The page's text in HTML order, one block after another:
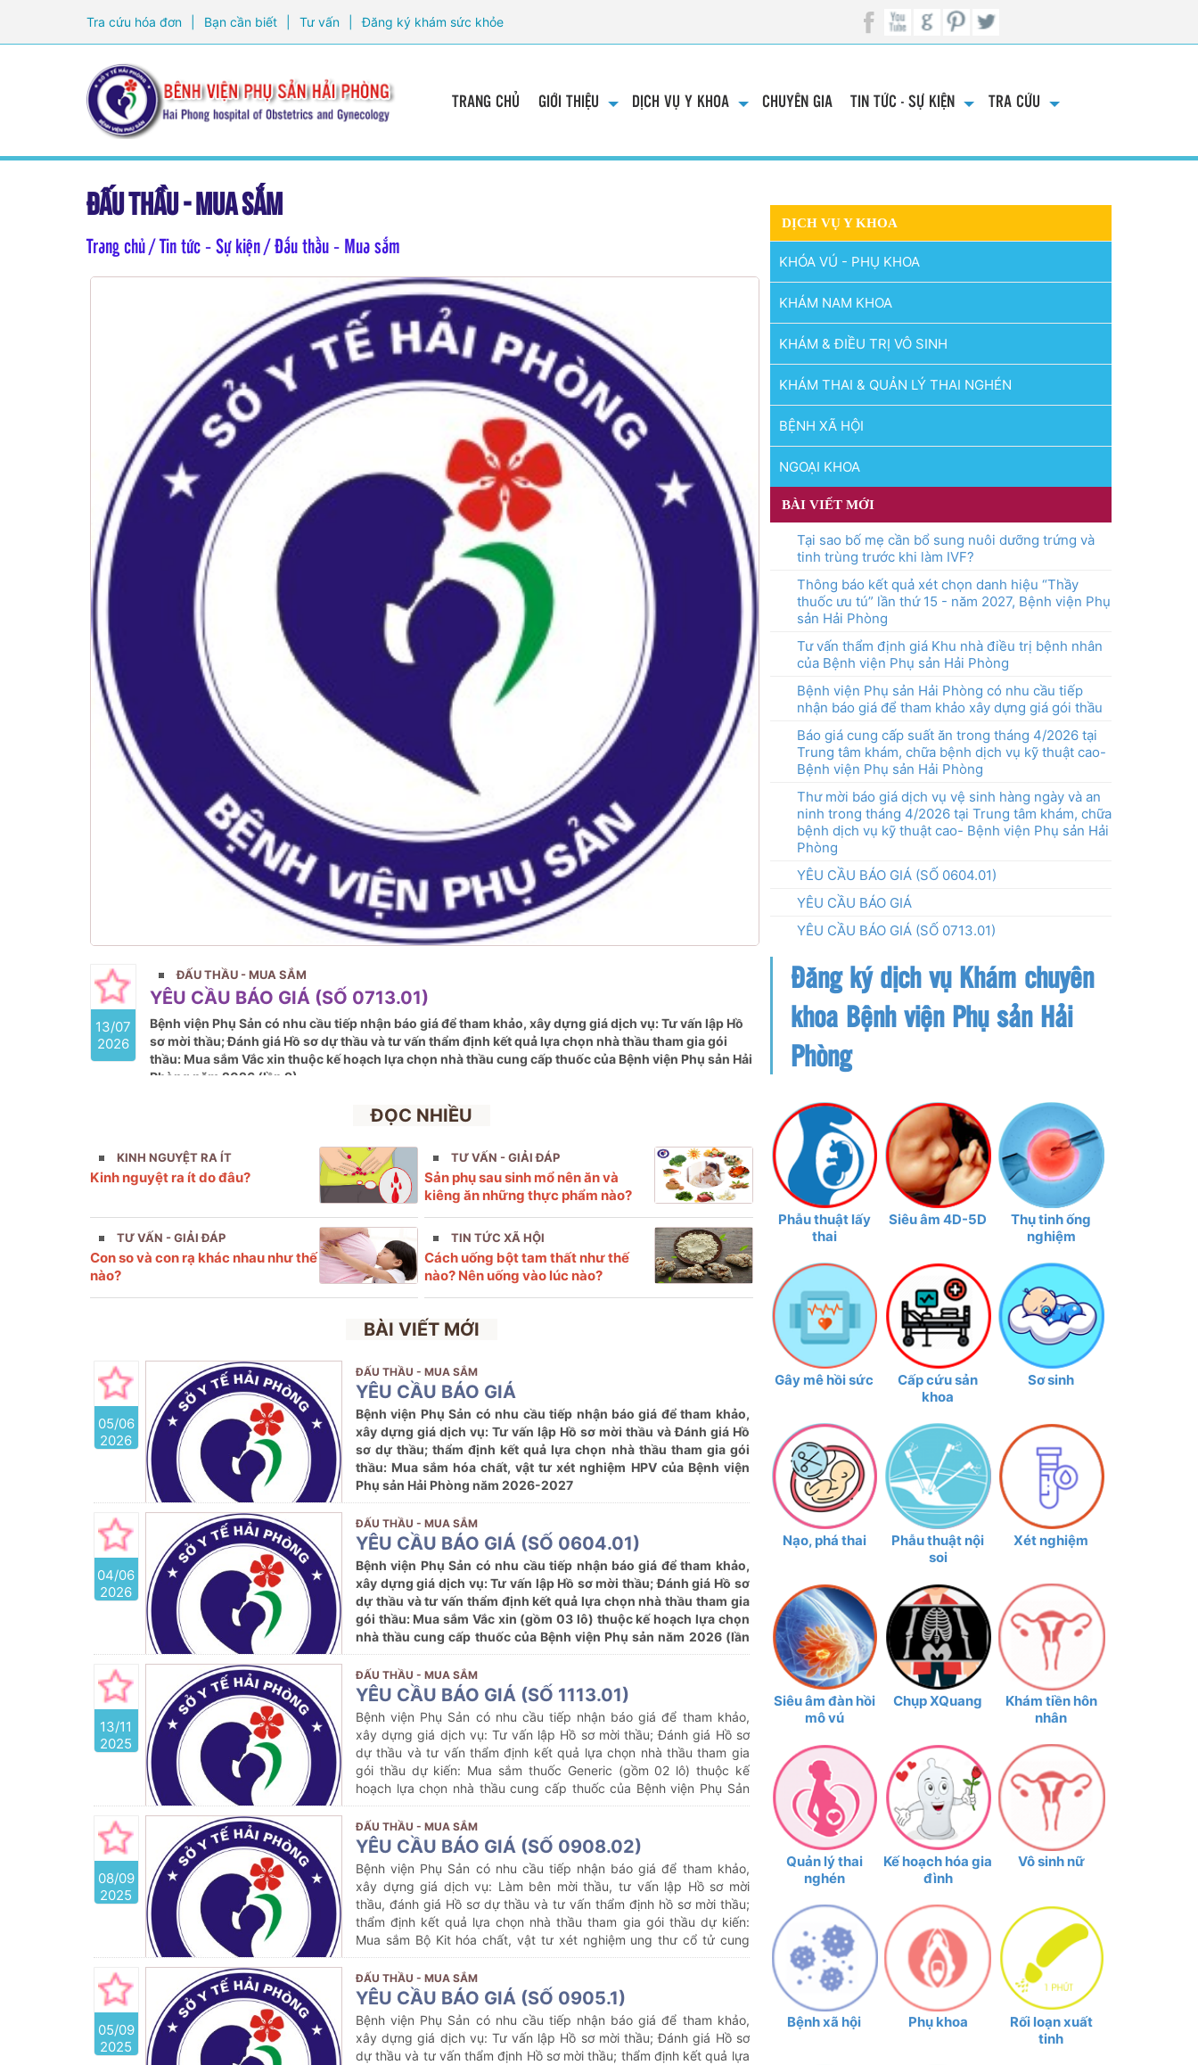
Tra cứu hóa đơn Bạn cần biết Tư vấn Đăng ký khám sức khỏe
TRANG CHỦ GIỚI THIỆU DỊCH VỤ Y KHOA CHUYÊN GIA TIN TỨC - SỰ KIỆN TRA CỨU
Đấu thầu - Mua sắm
Trang chủ/ Tin tức - Sự kiện / Đấu thầu - Mua sắm
13/07
2026
ĐẤU THẦU - MUA SẮM
YÊU CẦU BÁO GIÁ (SỐ 0713.01)
Bệnh viện Phụ Sản có nhu cầu tiếp nhận báo giá để tham khảo, xây dựng giá dịch vụ: Tư vấn lập Hồ
sơ mời thầu; Đánh giá Hồ sơ dự thầu và tư vấnthẩm định kết quả lựa chọn nhà thầu tham gia gói
thầu: Mua sắm Vắc xin thuộc kế hoạch lựa chọn nhà thầu cung cấp thuốc của Bệnh viện Phụ sản Hải
Phòng năm 2026 (lần 9)
ĐỌC NHIỀU
KINH NGUYỆT RA ÍT
Kinh nguyệt ra ít do đâu?
TƯ VẤN - GIẢI ĐÁP
Sản phụ sau sinh mổ nên ăn và
kiêng ăn những thực phẩm nào?
TƯ VẤN - GIẢI ĐÁP
Con so và con rạ khác nhau như thế
nào?
TIN TỨC XÃ HỘI
Cách uống bột tam thất như thế
nào? Nên uống vào lúc nào?
BÀI VIẾT MỚI
05/06
2026
ĐẤU THẦU - MUA SẮM
YÊU CẦU BÁO GIÁ
Bệnh viện Phụ Sản có nhu cầu tiếp nhận báo giá để tham khảo,
xây dựng giá dịch vụ: Tư vấn lập Hồ sơ mời thầu và Đánh giá Hồ
sơ dự thầu; thẩm định kết quả lựa chọn nhà thầu tham gia gói
thầu: Mua sắm hóa chất, vật tư xét nghiệm HPV của Bệnh viện
Phụ sản Hải Phòng năm 2026-2027
04/06
2026
ĐẤU THẦU - MUA SẮM
YÊU CẦU BÁO GIÁ (SỐ 0604.01)
Bệnh viện Phụ Sản có nhu cầu tiếp nhận báo giá để tham khảo,
xây dựng giá dịch vụ: Tư vấn lập Hồ sơ mời thầu; Đánh giá Hồ sơ
dự thầu và tư vấn thẩm định kết quả lựa chọn nhà thầu tham gia
gói thầu: Mua sắm Vắc xin (gồm 03 lô) thuộc kế hoạch lựa chọn
nhà thầu cung cấp thuốc của Bệnh viện Phụ sản năm 2026 (lần
8)
13/11
2025
ĐẤU THẦU - MUA SẮM
YÊU CẦU BÁO GIÁ (SỐ 1113.01)
Bệnh viện Phụ Sản có nhu cầu tiếp nhận báo giá để tham khảo,
xây dựng giá dịch vụ: Tư vấn lập Hồ sơ mời thầu; Đánh giá Hồ sơ
dự thầu và tư vấn thẩm định kết quả lựa chọn nhà thầu tham gia
gói thầu dự kiến: Mua sắm thuốc Generic (gồm 02 lô) thuộc kế
hoạch lựa chọn nhà thầu cung cấp thuốc của Bệnh viện Phụ Sản
năm 2025 (lần 11)
08/09
2025
ĐẤU THẦU - MUA SẮM
YÊU CẦU BÁO GIÁ (SỐ 0908.02)
Bệnh viện Phụ Sản có nhu cầu tiếp nhận báo giá để tham khảo,
xây dựng giá dịch vụ: Làm bên mời thầu, tư vấn lập Hồ sơ mời
thầu, đánh giá Hồ sơ dự thầu và tư vấn thẩm định hồ sơ mời thầu;
thẩm định kết quả lựa chọn nhà thầu tham gia gói thầu dự kiến:
Mua sắm Bộ Kit hóa chất, vật tư xét nghiệm ung thư cổ tử cung
cho máy Thinprep T2000 Processor của Bệnh viện Phụ Sản năm
2025với nội dung cụ thể như sau:
05/09
2025
ĐẤU THẦU - MUA SẮM
YÊU CẦU BÁO GIÁ (SỐ 0905.1)
Bệnh viện Phụ Sản có nhu cầu tiếp nhận báo giá để tham khảo,
xây dựng giá dịch vụ: Tư vấn lập Hồ sơ mời thầu; Đánh giá Hồ sơ
dự thầu và tư vấn thẩm định Hồ sơ mời thầu; thẩm định kết quả lựa
DỊCH VỤ Y KHOA
KHÓA VÚ - PHỤ KHOA
KHÁM NAM KHOA
KHÁM & ĐIỀU TRỊ VÔ SINH
KHÁM THAI & QUẢN LÝ THAI NGHÉN
BỆNH XÃ HỘI
NGOẠI KHOA
BÀI VIẾT MỚI
Tại sao bố mẹ cần bổ sung nuôi dưỡng trứng và
tinh trùng trước khi làm IVF?
Thông báo kết quả xét chọn danh hiệu “Thầy
thuốc ưu tú” lần thứ 15 - năm 2027, Bệnh viện Phụ
sản Hải Phòng
Tư vấn thẩm định giá Khu nhà điều trị bệnh nhân
của Bệnh viện Phụ sản Hải Phòng
Bệnh viện Phụ sản Hải Phòng có nhu cầu tiếp
nhận báo giá để tham khảo xây dựng giá gói thầu
Báo giá cung cấp suất ăn trong tháng 4/2026 tại
Trung tâm khám, chữa bệnh dịch vụ kỹ thuật cao-
Bệnh viện Phụ sản Hải Phòng
Thư mời báo giá dịch vụ vệ sinh hàng ngày và an
ninh trong tháng 4/2026 tại Trung tâm khám, chữa
bệnh dịch vụ kỹ thuật cao- Bệnh viện Phụ sản Hải
Phòng
YÊU CẦU BÁO GIÁ (SỐ 0604.01)
YÊU CẦU BÁO GIÁ
YÊU CẦU BÁO GIÁ (SỐ 0713.01)
Đăng ký dịch vụ Khám chuyên
khoa Bệnh viện Phụ sản Hải
Phòng
Phẫu thuật lấy
thai
Siêu âm 4D-5D
Thụ tinh ống
nghiệm
Gây mê hồi sức
Cấp cứu sản
khoa
Sơ sinh
Nạo, phá thai
Phẫu thuật nội
soi
Xét nghiệm
Siêu âm đàn hồi
mô vú
Chụp XQuang
Khám tiền hôn
nhân
Quản lý thai
nghén
Kế hoạch hóa gia
đình
Vô sinh nữ
Bệnh xã hội Phụ khoa
Rối loạn xuất
tinh